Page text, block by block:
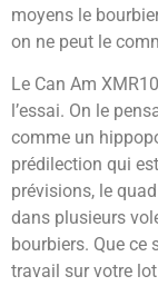
moyens le
on ne peut le
Le Can Am
l’essai. On le
comme un
prédilection qui
prévisions, le
dans plusieurs
bourbiers. Que ce
travail sur votre